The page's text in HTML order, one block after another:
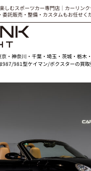
しむスポーツカー専門店｜カーリンク
託販売・整備・カスタムもお任せく
京・神奈川・千葉・埼玉・茨城・栃木
987/981型ケイマン/ボクスターの買